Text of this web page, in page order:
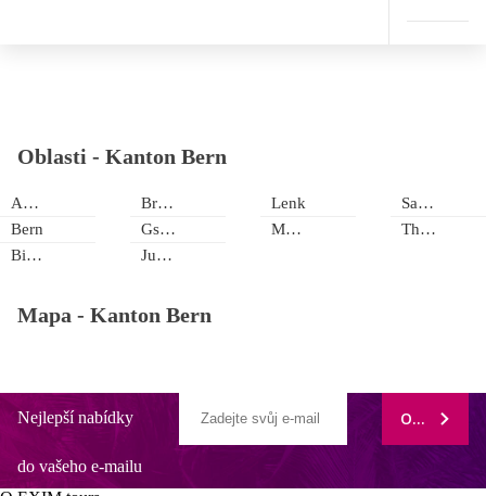
Oblasti - Kanton Bern
Adelboden
Bern
Bielské jezero
Brienzské jezero
Gstaad
Jungfrau Ski Region
Lenk
Meiringen
Saanenmöser
Thunské jezero
Mapa - Kanton Bern
Nejlepší nabídky
do vašeho e-mailu
ODEBÍRAT